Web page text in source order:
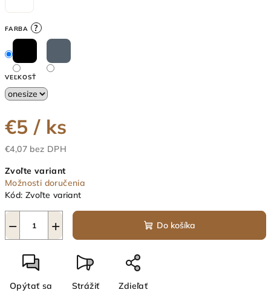
FARBA ?
VEĽKOSŤ
€5/ ks
€4,07 bez DPH
cena:
Zvoľte variant
Možnosti doručenia
Kód: Zvoľte variant
+
− Do košíka
Opýtať sa Strážiť Zdieľať